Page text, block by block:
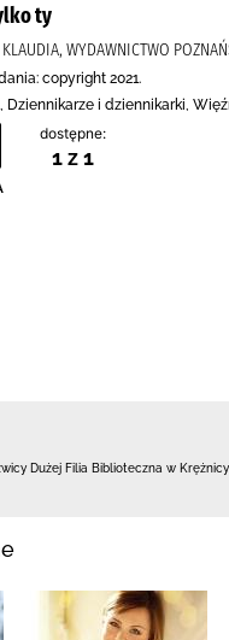
ty
WYDAWNICTWO
copyright 2021.
Dziennikarze i dziennikarki,
dostępne:
1 z 1
Dużej Filia Biblioteczna w